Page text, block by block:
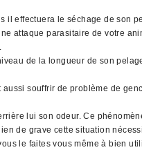
effectuera le séchage de son
attaque parasitaire de votre
de la longueur de son
souffrir de problème de
lui son odeur. Ce
de grave cette situation
le faites vous même à bien